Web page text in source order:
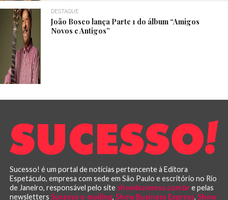
DESTAQUE
João Bosco lança Parte 1 do álbum “Amigos
Novos e Antigos”
Sucesso! é um portal de notícias pertencente à Editora
Espetáculo, empresa com sede em São Paulo e escritório no Rio
de Janeiro, responsável pelo site showbusiness.com.bre pelas
newsletters Sucesso e-mailing, Show Business Express, Show